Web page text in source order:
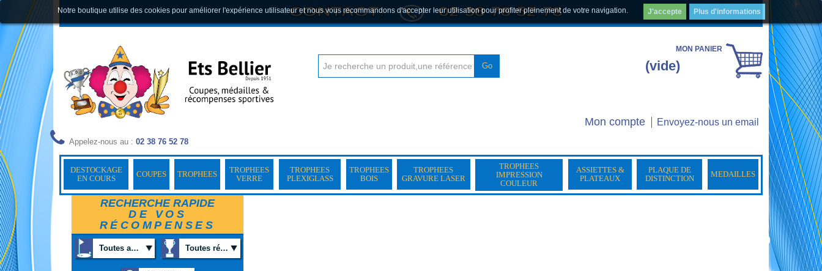
Go
MON PANIER
(vide)
Mon compte Envoyez-nous un email
Appelez-nous au : 02 38 76 52 78
DESTOCKAGE
EN COURS
COUPES TROPHEES
TROPHEES
VERRE
TROPHEES
PLEXIGLASS
TROPHEES
BOIS
TROPHEES
GRAVURE LASER
TROPHEES
IMPRESSION
COULEUR
ASSIETTES &
PLATEAUX
PLAQUE DE
DISTINCTION
MEDAILLES
Notre boutique utilise des cookies pour améliorer l'expérience utilisateur et nous vous recommandons d'accepter leur utilisation pour profiter pleinement de votre navigation. J'accepte Plus d'informations
RECHERCHE RAPIDE
DE VOS
RÉCOMPENSES
Toutes activités Toutes récompenses